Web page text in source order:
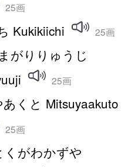
25画
Kukikiichi 25画
がりりゅうじ
25画
くと Mitsuyaakuto
25画
くがわかずや